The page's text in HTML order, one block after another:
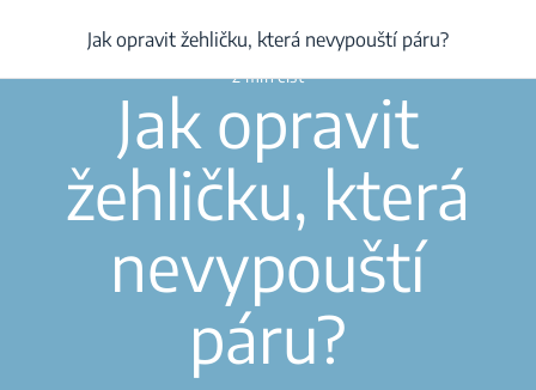
Jak opravit žehličku, která nevypouští páru?
2 min číst
Jak opravit
žehličku, která
nevypouští
páru?
Jak opravit žehličku, která nevypouští páru?